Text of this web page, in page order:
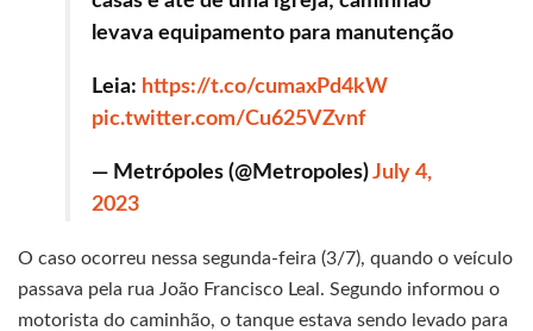
levava equipamento para manutenção
Leia: https://t.co/cumaxPd4kW
pic.twitter.com/Cu625VZvnf
— Metrópoles (@Metropoles)July 4,
2023
O caso ocorreu nessa segunda-feira (3/7), quando o veículo
passava pela rua João Francisco Leal. Segundo informou o
motorista do caminhão, o tanque estava sendo levado para